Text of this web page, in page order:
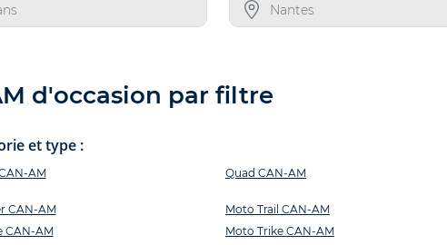
Nantes
d'occasion par filtre
et type :
AM Quad CAN-AM
CAN-AM
CAN-AM
Moto Trail CAN-AM
Moto Trike CAN-AM